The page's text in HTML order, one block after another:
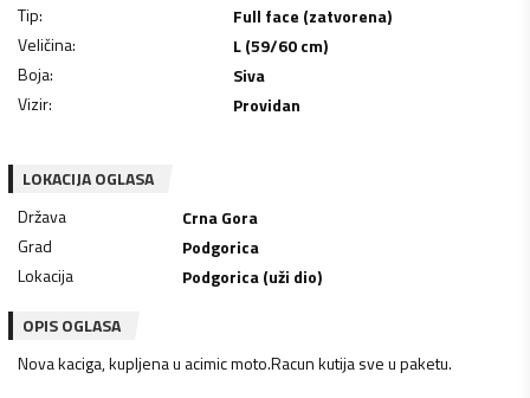
Tip:
Full face (zatvorena)
Veličina:
L (59/60 cm)
Boja:
Siva
Vizir: Providan
LOKACIJA OGLASA
Država
Crna Gora
Grad
Podgorica
Lokacija
Podgorica (uži dio)
OPIS OGLASA
Nova kaciga, kupljena u acimic moto.Racun kutija sve u paketu.